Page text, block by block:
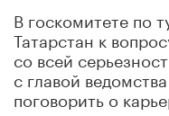
В госкомитете по
Татарстан к
со всей
с главой
поговорить о